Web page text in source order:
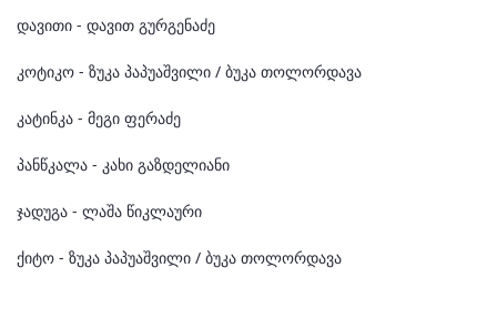
დავითი - დავით გურგენაძე
კოტიკო - ზუკა პაპუაშვილი / ბუკა თოლორდავა
კატინკა - მეგი ფერაძე
პანწკალა - კახი გაზდელიანი
ჯადუგა - ლაშა წიკლაური
ქიტო - ზუკა პაპუაშვილი / ბუკა თოლორდავა